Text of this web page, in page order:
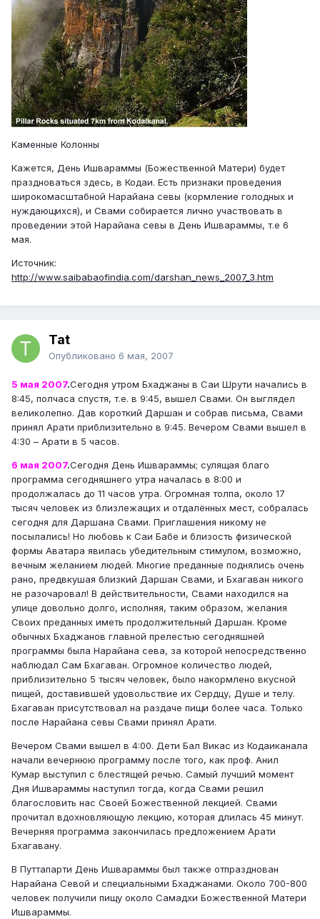
Каменные Колонны
Кажется, День Ишвараммы (Божественной Матери) будет
праздноваться здесь, в Кодаи. Есть признаки проведения
широкомасштабной Нарайана севы (кормление голодных и
нуждающихся), и Свами собирается лично участвовать в
проведении этой Нарайана севы в День Ишвараммы, т.е 6
мая.
Источник:
http://www.saibabaofindia.com/darshan_news_2007_3.htm
Tat
Опубликовано 6 мая, 2007
5 мая 2007.Сегодня утром Бхаджаны в Саи Шрути начались в
8:45, полчаса спустя, т.е. в 9:45, вышел Свами. Он выглядел
великолепно. Дав короткий Даршан и собрав письма, Свами
принял Арати приблизительно в 9:45. Вечером Свами вышел в
4:30 – Арати в 5 часов.
6 мая 2007.Сегодня День Ишвараммы; сулящая благо
программа сегодняшнего утра началась в 8:00 и
продолжалась до 11 часов утра. Огромная толпа, около 17
тысяч человек из близлежащих и отдалённых мест, собралась
сегодня для Даршана Свами. Приглашения никому не
посылались! Но любовь к Саи Бабе и близость физической
формы Аватара явилась убедительным стимулом, возможно,
вечным желанием людей. Многие преданные поднялись очень
рано, предвкушая близкий Даршан Свами, и Бхагаван никого
не разочаровал! В действительности, Свами находился на
улице довольно долго, исполняя, таким образом, желания
Своих преданных иметь продолжительный Даршан. Кроме
обычных Бхаджанов главной прелестью сегодняшней
программы была Нарайана сева, за которой непосредственно
наблюдал Сам Бхагаван. Огромное количество людей,
приблизительно 5 тысяч человек, было накормлено вкусной
пищей, доставившей удовольствие их Сердцу, Душе и телу.
Бхагаван присутствовал на раздаче пищи более часа. Только
после Нарайана севы Свами принял Арати.
Вечером Свами вышел в 4:00. Дети Бал Викас из Кодаиканала
начали вечернюю программу после того, как проф. Анил
Кумар выступил с блестящей речью. Самый лучший момент
Дня Ишвараммы наступил тогда, когда Свами решил
благословить нас Своей Божественной лекцией. Свами
прочитал вдохновляющую лекцию, которая длилась 45 минут.
Вечерняя программа закончилась предложением Арати
Бхагавану.
В Путтапарти День Ишвараммы был также отпразднован
Нарайана Севой и специальными Бхаджанами. Около 700-800
человек получили пищу около Самадхи Божественной Матери
Ишвараммы.